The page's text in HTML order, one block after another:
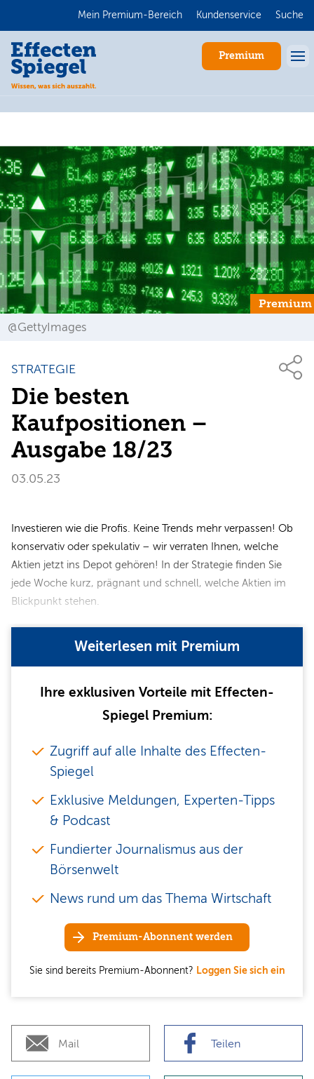
Mein Premium-Bereich Kundenservice Suche
Premium
Premium
@GettyImages
STRATEGIE
Die besten
Kaufpositionen –
Ausgabe 18/23
03.05.23
Investieren wie die Profis. Keine Trends mehr verpassen! Ob
konservativ oder spekulativ – wir verraten Ihnen, welche
Aktien jetzt ins Depot gehören! In der Strategie finden Sie
jede Woche kurz, prägnant und schnell, welche Aktien im
Blickpunkt stehen.​​​​​​
Weiterlesen mit Premium
Ihre exklusiven Vorteile mit Effecten-
Spiegel Premium:
Zugriff auf alle Inhalte des Effecten-
Spiegel
Exklusive Meldungen, Experten-Tipps
& Podcast
Fundierter Journalismus aus der
Börsenwelt
News rund um das Thema Wirtschaft
Premium-Abonnent werden
Sie sind bereits Premium-Abonnent? Loggen Sie sich ein
Mail Teilen
Anmelden